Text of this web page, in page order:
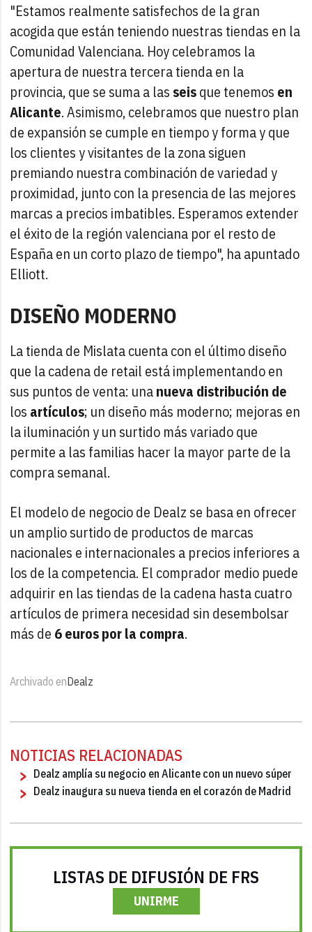
"Estamos realmente satisfechos de la gran
acogida que están teniendo nuestras tiendas en la
Comunidad Valenciana. Hoy celebramos la
apertura de nuestra tercera tienda en la
provincia, que se suma a las seisque tenemos en
Alicante. Asimismo, celebramos que nuestro plan
de expansión se cumple en tiempo y forma y que
los clientes y visitantes de la zona siguen
premiando nuestra combinación de variedad y
proximidad, junto con la presencia de las mejores
marcas a precios imbatibles. Esperamos extender
el éxito de la región valenciana por el resto de
España en un corto plazo de tiempo", ha apuntado
Elliott.
DISEÑO MODERNO
La tienda de Mislata cuenta con el último diseño
que la cadena de retail está implementando en
sus puntos de venta: unanueva distribución de
los artículos; un diseño más moderno; mejoras en
la iluminación y un surtido más variado que
permite a las familias hacer la mayor parte de la
compra semanal.
El modelo de negocio de Dealz se basa en ofrecer
un amplio surtido de productos de marcas
nacionales e internacionales a precios inferiores a
los de la competencia. El comprador medio puede
adquirir en las tiendas de la cadena hasta cuatro
artículos de primera necesidad sin desembolsar
más de 6 euros por la compra.
Archivado enDealz
NOTICIAS RELACIONADAS
Dealz amplía su negocio en Alicante con un nuevo súper
Dealz inaugura su nueva tienda en el corazón de Madrid
LISTAS DE DIFUSIÓN DE FRS
UNIRME